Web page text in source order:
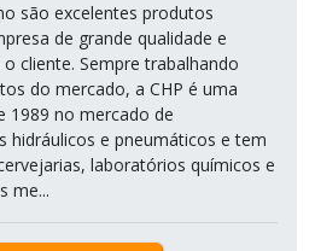
são excelentes produtos
de grande qualidade e
cliente. Sempre trabalhando
do mercado, a CHP é uma
1989 no mercado de
hidráulicos e pneumáticos e tem
laboratórios químicos e
me...